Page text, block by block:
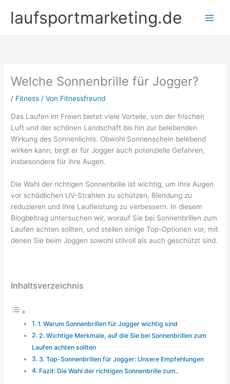
Inhaltlaufsportmarketing.de
Welche Sonnenbrille für Jogger?
/ Fitness / Von Fitnessfreund
Das Laufen im Freien bietet viele Vorteile, von der frischen
Luft und der schönen Landschaft bis hin zur belebenden
Wirkung des Sonnenlichts. Obwohl Sonnenschein belebend
wirken kann, birgt er für Jogger auch potenzielle Gefahren,
insbesondere für ihre Augen.
Die Wahl der richtigen Sonnenbrille ist wichtig, um Ihre Augen
vor schädlichen UV-Strahlen zu schützen, Blendung zu
reduzieren und Ihre Laufleistung zu verbessern. In diesem
Blogbeitrag untersuchen wir, worauf Sie bei Sonnenbrillen zum
Laufen achten sollten, und stellen einige Top-Optionen vor, mit
denen Sie beim Joggen sowohl stilvoll als auch geschützt sind.
Inhaltsverzeichnis
1. Warum Sonnenbrillen für Jogger wichtig sind
2. Wichtige Merkmale, auf die Sie bei Sonnenbrillen zum
Laufen achten sollten
3. Top-Sonnenbrillen für Jogger: Unsere Empfehlungen
Fazit: Die Wahl der richtigen Sonnenbrille zum..